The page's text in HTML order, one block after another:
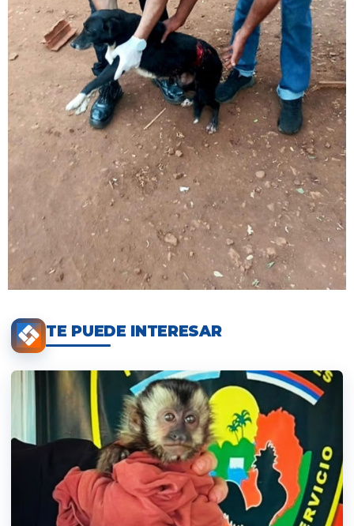
TE PUEDE INTERESAR